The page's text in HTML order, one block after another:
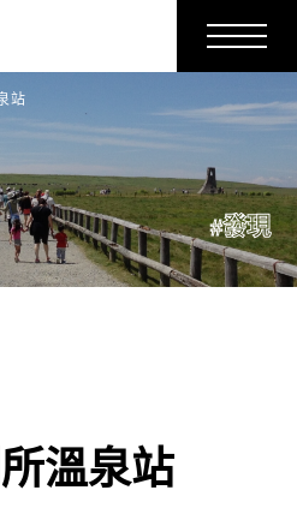
站
#發現
溫泉站